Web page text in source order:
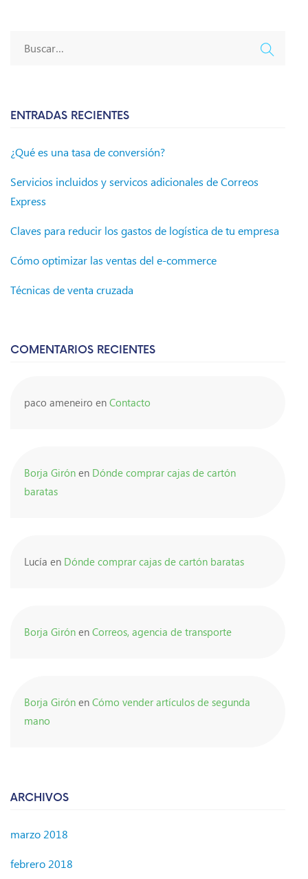
ENTRADAS RECIENTES
¿Qué es una tasa de conversión?
Servicios incluidos y servicos adicionales de Correos
Express
Claves para reducir los gastos de logística de tu empresa
Cómo optimizar las ventas del e-commerce
Técnicas de venta cruzada
COMENTARIOS RECIENTES
paco ameneiro en Contacto
Borja Girón en Dónde comprar cajas de cartón
baratas
Lucía en Dónde comprar cajas de cartón baratas
Borja Girón en Correos, agencia de transporte
Borja Girón en Cómo vender artículos de segunda
mano
ARCHIVOS
marzo 2018
febrero 2018